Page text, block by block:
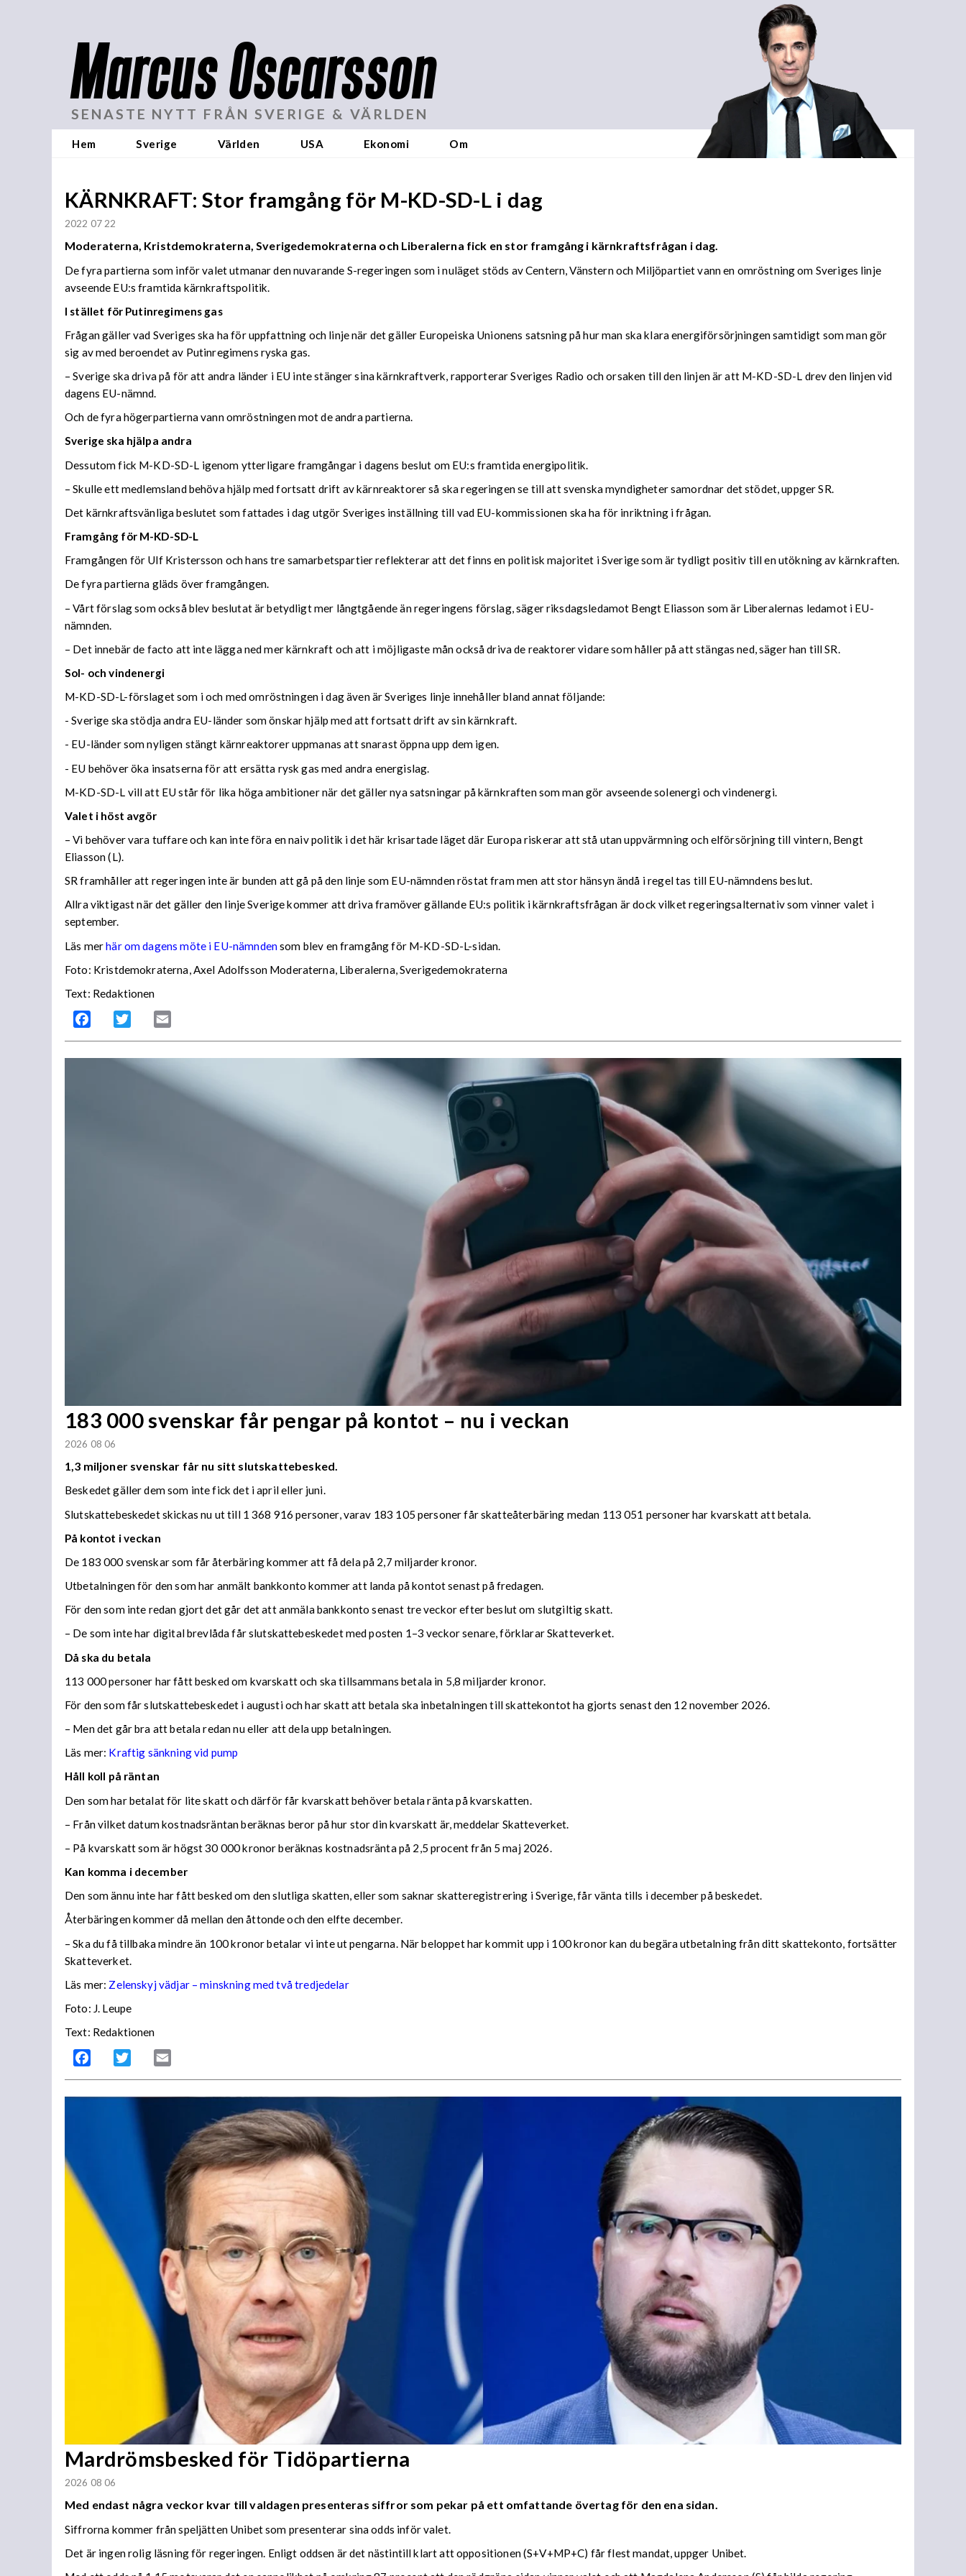
Marcus Oscarsson
SENASTE NYTT FRÅN SVERIGE & VÄRLDEN
Hem Sverige Världen USA Ekonomi Om
KÄRNKRAFT: Stor framgång för M-KD-SD-L i dag
2022 07 22
Moderaterna, Kristdemokraterna, Sverigedemokraterna och Liberalerna fick en stor framgång i kärnkraftsfrågan i dag.
De fyra partierna som inför valet utmanar den nuvarande S-regeringen som i nuläget stöds av Centern, Vänstern och Miljöpartiet vann en omröstning om Sveriges linje
avseende EU:s framtida kärnkraftspolitik.
I stället för Putinregimens gas
Frågan gäller vad Sveriges ska ha för uppfattning och linje när det gäller Europeiska Unionens satsning på hur man ska klara energiförsörjningen samtidigt som man gör
sig av med beroendet av Putinregimens ryska gas.
– Sverige ska driva på för att andra länder i EU inte stänger sina kärnkraftverk, rapporterar Sveriges Radio och orsaken till den linjen är att M-KD-SD-L drev den linjen vid
dagens EU-nämnd.
Och de fyra högerpartierna vann omröstningen mot de andra partierna.
Sverige ska hjälpa andra
Dessutom fick M-KD-SD-L igenom ytterligare framgångar i dagens beslut om EU:s framtida energipolitik.
– Skulle ett medlemsland behöva hjälp med fortsatt drift av kärnreaktorer så ska regeringen se till att svenska myndigheter samordnar det stödet, uppger SR.
Det kärnkraftsvänliga beslutet som fattades i dag utgör Sveriges inställning till vad EU-kommissionen ska ha för inriktning i frågan.
Framgång för M-KD-SD-L
Framgången för Ulf Kristersson och hans tre samarbetspartier reflekterar att det finns en politisk majoritet i Sverige som är tydligt positiv till en utökning av kärnkraften.
De fyra partierna gläds över framgången.
– Vårt förslag som också blev beslutat är betydligt mer långtgående än regeringens förslag, säger riksdagsledamot Bengt Eliasson som är Liberalernas ledamot i EU-
nämnden.
– Det innebär de facto att inte lägga ned mer kärnkraft och att i möjligaste mån också driva de reaktorer vidare som håller på att stängas ned, säger han till SR.
Sol- och vindenergi
M-KD-SD-L-förslaget som i och med omröstningen i dag även är Sveriges linje innehåller bland annat följande:
- Sverige ska stödja andra EU-länder som önskar hjälp med att fortsatt drift av sin kärnkraft.
- EU-länder som nyligen stängt kärnreaktorer uppmanas att snarast öppna upp dem igen.
- EU behöver öka insatserna för att ersätta rysk gas med andra energislag.
M-KD-SD-L vill att EU står för lika höga ambitioner när det gäller nya satsningar på kärnkraften som man gör avseende solenergi och vindenergi.
Valet i höst avgör
– Vi behöver vara tuffare och kan inte föra en naiv politik i det här krisartade läget där Europa riskerar att stå utan uppvärmning och elförsörjning till vintern, Bengt
Eliasson (L).
SR framhåller att regeringen inte är bunden att gå på den linje som EU-nämnden röstat fram men att stor hänsyn ändå i regel tas till EU-nämndens beslut.
Allra viktigast när det gäller den linje Sverige kommer att driva framöver gällande EU:s politik i kärnkraftsfrågan är dock vilket regeringsalternativ som vinner valet i
september.
Läs merhär om dagens möte i EU-nämndensom blev en framgång för M-KD-SD-L-sidan.
Foto: Kristdemokraterna, Axel Adolfsson Moderaterna, Liberalerna, Sverigedemokraterna
Text: Redaktionen
Facebook Twitter
183 000 svenskar får pengar på kontot – nu i veckan
2026 08 06
1,3 miljoner svenskar får nu sitt slutskattebesked.
Beskedet gäller dem som inte fick det i april eller juni.
Slutskattebeskedet skickas nu ut till 1 368 916 personer, varav 183 105 personer får skatteåterbäring medan 113 051 personer har kvarskatt att betala.
På kontot i veckan
De 183 000 svenskar som får återbäring kommer att få dela på 2,7 miljarder kronor.
Utbetalningen för den som har anmält bankkonto kommer att landa på kontot senast på fredagen.
För den som inte redan gjort det går det att anmäla bankkonto senast tre veckor efter beslut om slutgiltig skatt.
– De som inte har digital brevlåda får slutskattebeskedet med posten 1–3 veckor senare, förklarar Skatteverket.
Då ska du betala
113 000 personer har fått besked om kvarskatt och ska tillsammans betala in 5,8 miljarder kronor.
För den som får slutskattebeskedet i augusti och har skatt att betala ska inbetalningen till skattekontot ha gjorts senast den 12 november 2026.
– Men det går bra att betala redan nu eller att dela upp betalningen.
Läs mer: Kraftig sänkning vid pump
Håll koll på räntan
Den som har betalat för lite skatt och därför får kvarskatt behöver betala ränta på kvarskatten.
– Från vilket datum kostnadsräntan beräknas beror på hur stor din kvarskatt är, meddelar Skatteverket.
– På kvarskatt som är högst 30 000 kronor beräknas kostnadsränta på 2,5 procent från 5 maj 2026.
Kan komma i december
Den som ännu inte har fått besked om den slutliga skatten, eller som saknar skatteregistrering i Sverige, får vänta tills i december på beskedet.
Återbäringen kommer då mellan den åttonde och den elfte december.
– Ska du få tillbaka mindre än 100 kronor betalar vi inte ut pengarna. När beloppet har kommit upp i 100 kronor kan du begära utbetalning från ditt skattekonto, fortsätter
Skatteverket.
Läs mer: Zelenskyj vädjar – minskning med två tredjedelar
Foto: J. Leupe
Text: Redaktionen
Facebook Twitter
Mardrömsbesked för Tidöpartierna
2026 08 06
Med endast några veckor kvar till valdagen presenteras siffror som pekar på ett omfattande övertag för den ena sidan.
Siffrorna kommer från speljätten Unibet som presenterar sina odds inför valet.
Det är ingen rolig läsning för regeringen. Enligt oddsen är det nästintill klart att oppositionen (S+V+MP+C) får flest mandat, uppger Unibet.